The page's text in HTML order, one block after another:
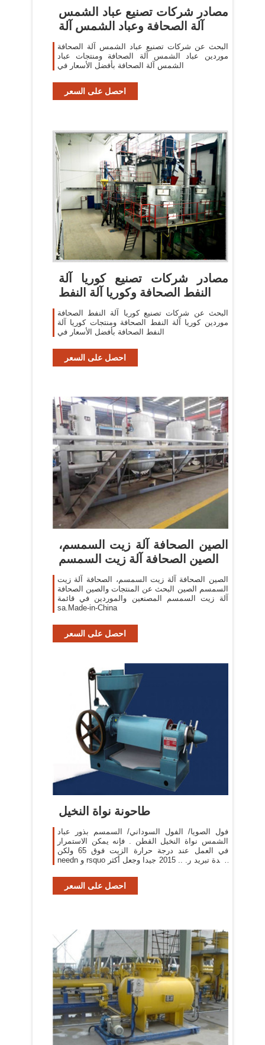
مصادر شركات تصنيع عباد الشمس
آلة الصحافة وعباد الشمس آلة
البحث عن شركات تصنيع عباد الشمس آلة الصحافة
موردين عباد الشمس آلة الصحافة ومنتجات عباد
الشمس آلة الصحافة بأفضل الأسعار في
احصل على السعر
مصادر شركات تصنيع كوريا آلة
النفط الصحافة وكوريا آلة النفط
البحث عن شركات تصنيع كوريا آلة النفط الصحافة
موردين كوريا آلة النفط الصحافة ومنتجات كوريا آلة
النفط الصحافة بأفضل الأسعار في
احصل على السعر
الصين الصحافة آلة زيت السمسم،
الصين الصحافة آلة زيت السمسم
الصين الصحافة آلة زيت السمسم، الصحافة آلة زيت
السمسم الصين البحث عن المنتجات والصين الصحافة
آلة زيت السمسم المصنعين والموردين في قائمة
sa.Made-in-China
احصل على السعر
طاحونة نواة النخيل
فول الصويا/ الفول السوداني/ السمسم بذور عباد
الشمس نواة النخيل القطن . فإنه يمكن الاستمرار
في العمل عند درجة حرارة الزيت فوق 65 ولكن
needn و rsquo وحدة تبريد ر. .. 2015 جيدا وجعل أكثر
احصل على السعر